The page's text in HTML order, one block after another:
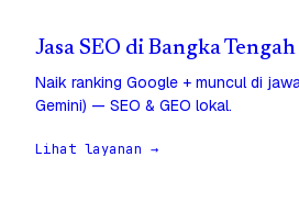
Jasa SEO di Bangka Tengah
Naik ranking Google + muncul di
Gemini) — SEO & GEO lokal.
Lihat layanan →